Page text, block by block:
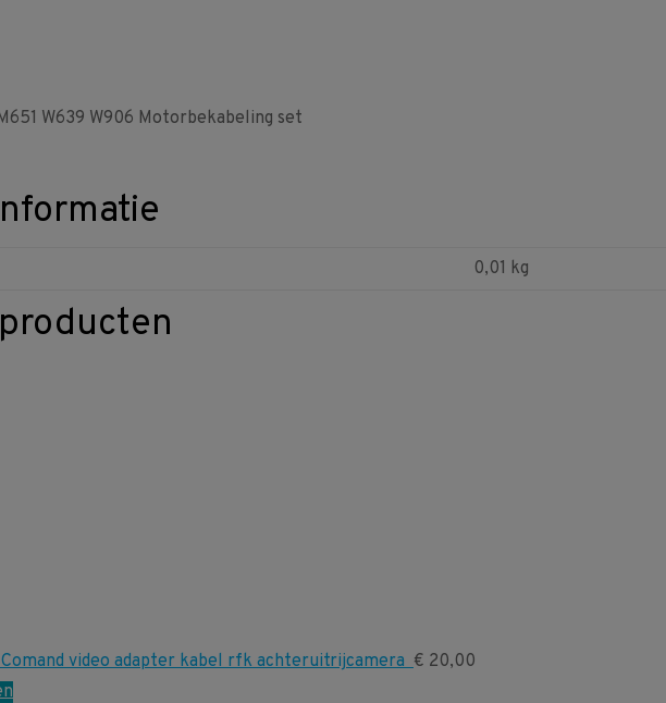
W639 W906 Motorbekabeling set
0,01 kg
Comand video adapter kabel rfk achteruitrijcamera€ 20,00